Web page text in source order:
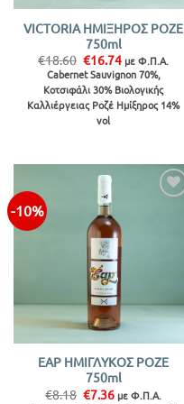
VICTORIA ΗΜΙΞΗΡΟΣ ΡΟΖΕ
750ml
€18.60 Original
price
was:
€18.60.
€16.74Η
τρέχουσα
τιμή
είναι:
€16.74.
με Φ.Π.Α.
Cabernet Sauvignon 70%,
Κοτσιφάλι 30% Βιολογικής
Καλλιέργειας Ροζέ Ημίξηρος 14%
vol
-10%
ΕΑΡ ΗΜΙΓΛΥΚΟΣ ΡΟΖΕ
750ml
€8.18 Original
€7.36Ημε Φ.Π.Α.